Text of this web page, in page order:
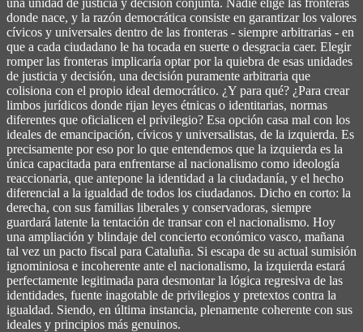
donde nace, y la razón democrática consiste en garantizar los valores
cívicos y universales dentro de las fronteras - siempre arbitrarias - en
que a cada ciudadano le ha tocada en suerte o desgracia caer. Elegir
romper las fronteras implicaría optar por la quiebra de esas unidades
de justicia y decisión, una decisión puramente arbitraria que
colisiona con el propio ideal democrático. ¿Y para qué? ¿Para crear
limbos jurídicos donde rijan leyes étnicas o identitarias, normas
diferentes que oficialicen el privilegio? Esa opción casa mal con los
ideales de emancipación, cívicos y universalistas, de la izquierda. Es
precisamente por eso por lo que entendemos que la izquierda es la
única capacitada para enfrentarse al nacionalismo como ideología
reaccionaria, que antepone la identidad a la ciudadanía, y el hecho
diferencial a la igualdad de todos los ciudadanos. Dicho en corto: la
derecha, con sus familias liberales y conservadoras, siempre
guardará latente la tentación de transar con el nacionalismo. Hoy
una ampliación y blindaje del concierto económico vasco, mañana
tal vez un pacto fiscal para Cataluña. Si escapa de su actual sumisión
ignominiosa e incoherente ante el nacionalismo, la izquierda estará
perfectamente legitimada para desmontar la lógica regresiva de las
identidades, fuente inagotable de privilegios y pretextos contra la
igualdad. Siendo, en última instancia, plenamente coherente con sus
ideales y principios más genuinos.